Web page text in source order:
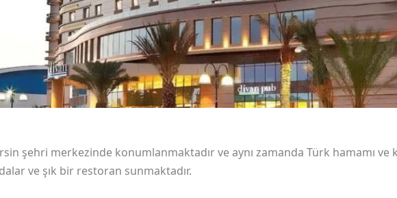
şehri merkezinde konumlanmaktadır ve aynı zamanda Türk hamamı ve
ve şık bir restoran sunmaktadır.